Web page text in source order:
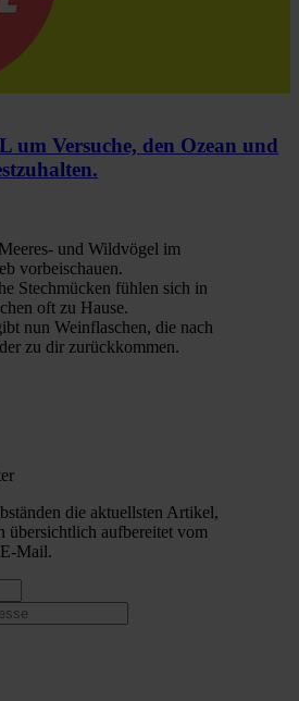
um Versuche, den Ozean und
und Wildvögel im
vorbeischauen.
Stechmücken fühlen sich in
oft zu Hause.
nun Weinflaschen, die nach
zu dir zurückkommen.
die aktuellsten Artikel,
übersichtlich aufbereitet vom
Mail.